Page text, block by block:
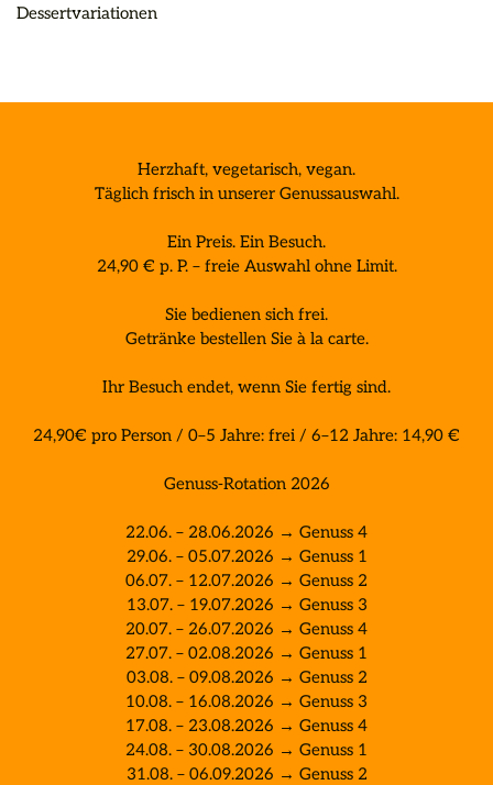
Dessertvariationen
Herzhaft, vegetarisch, vegan.
Täglich frisch in unserer Genussauswahl.
Ein Preis. Ein Besuch.
24,90 € p. P. – freie Auswahl ohne Limit.
Sie bedienen sich frei.
Getränke bestellen Sie à la carte.
Ihr Besuch endet, wenn Sie fertig sind.
24,90€ pro Person / 0–5 Jahre: frei / 6–12 Jahre: 14,90 €
Genuss-Rotation 2026
22.06. – 28.06.2026 → Genuss 4
29.06. – 05.07.2026 → Genuss 1
06.07. – 12.07.2026 → Genuss 2
13.07. – 19.07.2026 → Genuss 3
20.07. – 26.07.2026 → Genuss 4
27.07. – 02.08.2026 → Genuss 1
03.08. – 09.08.2026 → Genuss 2
10.08. – 16.08.2026 → Genuss 3
17.08. – 23.08.2026 → Genuss 4
24.08. – 30.08.2026 → Genuss 1
31.08. – 06.09.2026 → Genuss 2